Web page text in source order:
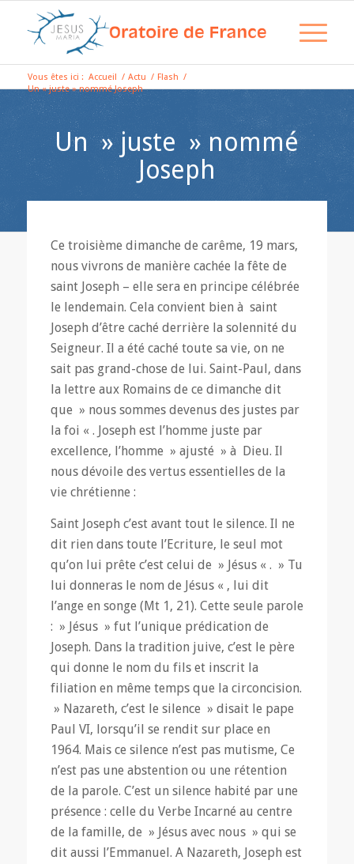
Vous êtes ici : Accueil / Actu / Flash /
Un « juste » nommé Joseph
Un » juste » nommé
Joseph
Ce troisième dimanche de carême, 19 mars,
nous vivrons de manière cachée la fête de
saint Joseph – elle sera en principe célébrée
le lendemain. Cela convient bien à saint
Joseph d’être caché derrière la solennité du
Seigneur. Il a été caché toute sa vie, on ne
sait pas grand-chose de lui. Saint-Paul, dans
la lettre aux Romains de ce dimanche dit
que » nous sommes devenus des justes par
la foi « . Joseph est l’homme juste par
excellence, l’homme » ajusté » à Dieu. Il
nous dévoile des vertus essentielles de la
vie chrétienne :
Saint Joseph c’est avant tout le silence. Il ne
dit rien dans toute l’Ecriture, le seul mot
qu’on lui prête c’est celui de » Jésus « . » Tu
lui donneras le nom de Jésus « , lui dit
l’ange en songe (Mt 1, 21). Cette seule parole
: » Jésus » fut l’unique prédication de
Joseph. Dans la tradition juive, c’est le père
qui donne le nom du fils et inscrit la
filiation en même temps que la circoncision.
» Nazareth, c’est le silence » disait le pape
Paul VI, lorsqu’il se rendit sur place en
1964. Mais ce silence n’est pas mutisme, Ce
n’est pas une abstention ou une rétention
de la parole. C’est un silence habité par une
présence : celle du Verbe Incarné au centre
de la famille, de » Jésus avec nous » qui se
dit aussi l’Emmanuel. A Nazareth, Joseph est